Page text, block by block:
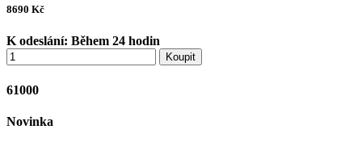
8690 Kč
K odeslání: Během 24 hodin
Koupit
61000
Novinka